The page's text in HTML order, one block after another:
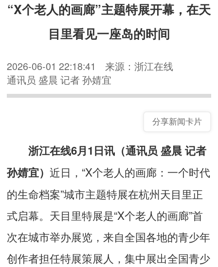
“X个老人的画廊”主题特展开幕，在天
目里看见一座岛的时间
2026-06-01 22:18:41
来源：浙江在线
通讯员 盛晨 记者 孙婧宜
分享新闻卡片
浙江在线6月1日讯（通讯员 盛晨 记者
孙婧宜） 近日，“X个老人的画廊：一个时代
的生命档案”城市主题特展在杭州天目里正
式启幕。天目里特展是“X个老人的画廊”首
次在城市举办展览，来自全国各地的青少年
创作者担任特展策展人，集中展出全国青少